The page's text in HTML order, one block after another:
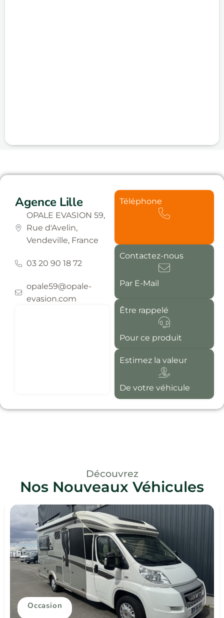
Agence Lille
OPALE EVASION 59,
Rue d'Avelin,
Vendeville, France
03 20 90 18 72
opale59@opale-
evasion.com
Téléphone
Contactez-nous
Par E-Mail
Être rappelé
Pour ce produit
Estimez la valeur
De votre véhicule
Découvrez
Nos Nouveaux Véhicules
Occasion